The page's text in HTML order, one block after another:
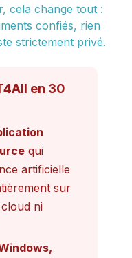
cela change tout :
confiés, rien
strictement privé.
en 30
qui
artificielle
sur
ni